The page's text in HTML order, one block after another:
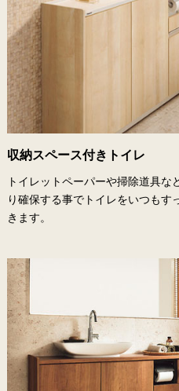
収納スペース付きトイレ
トイレットペーパーや掃除道具
り確保する事でトイレをいつもす
きます。